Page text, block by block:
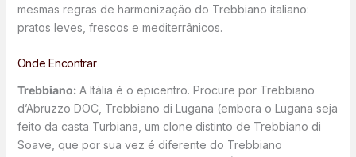
mesmas regras de harmonização do Trebbiano italiano:
pratos leves, frescos e mediterrânicos.
Onde Encontrar
Trebbiano:A Itália é o epicentro. Procure por Trebbiano
d’Abruzzo DOC, Trebbiano di Lugana (embora o Lugana seja
feito da casta Turbiana, um clone distinto de Trebbiano di
Soave, que por sua vez é diferente do Trebbiano